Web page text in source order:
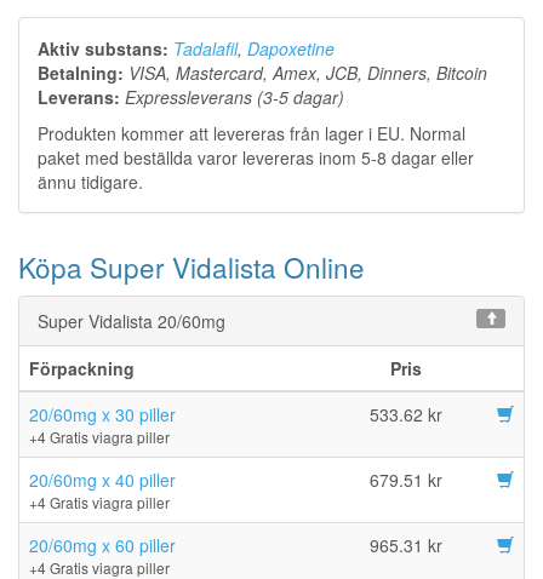
Aktiv substans: Tadalafil, Dapoxetine
Betalning: VISA, Mastercard, Amex, JCB, Dinners, Bitcoin
Leverans: Expressleverans (3-5 dagar)
Produkten kommer att levereras från lager i EU. Normal
paket med beställda varor levereras inom 5-8 dagar eller
ännu tidigare.
Köpa Super Vidalista Online
Super Vidalista 20/60mg
Förpackning
Pris
20/60mg x 30 piller
+4 Gratis viagra piller
533.62 kr
20/60mg x 40 piller
+4 Gratis viagra piller
679.51 kr
20/60mg x 60 piller
+4 Gratis viagra piller
965.31 kr